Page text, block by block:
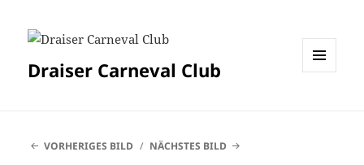
Draiser Carneval Club
VORHERIGES BILD NÄCHSTES BILD